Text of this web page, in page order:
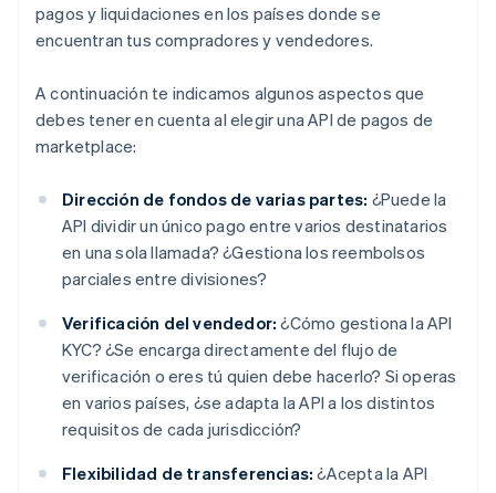
pagos y liquidaciones en los países donde se
encuentran tus compradores y vendedores.
A continuación te indicamos algunos aspectos que
debes tener en cuenta al elegir una API de pagos de
marketplace:
Dirección de fondos de varias partes: ¿Puede la
API dividir un único pago entre varios destinatarios
en una sola llamada? ¿Gestiona los reembolsos
parciales entre divisiones?
Verificación del vendedor: ¿Cómo gestiona la API
KYC? ¿Se encarga directamente del flujo de
verificación o eres tú quien debe hacerlo? Si operas
en varios países, ¿se adapta la API a los distintos
requisitos de cada jurisdicción?
Flexibilidad de transferencias: ¿Acepta la API